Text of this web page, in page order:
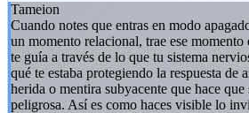
Tameion
Cuando notes que entras en modo
un momento relacional, trae ese
te guía a través de lo que tu sistema
qué te estaba protegiendo la respuesta de
herida o mentira subyacente que hace que
peligrosa. Así es como haces visible lo